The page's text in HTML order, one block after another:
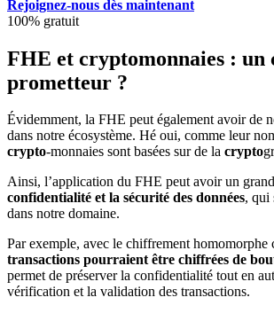
Rejoignez-nous dès maintenant
100% gratuit
FHE et cryptomonnaies : un
prometteur ?
Évidemment, la FHE peut également avoir de
dans notre écosystème. Hé oui, comme leur
crypto-monnaies sont basées sur de la crypto
Ainsi, l’application du FHE peut avoir un grand
confidentialité et la sécurité des données, qui
dans notre domaine.
Par exemple, avec le chiffrement homomorphe
transactions pourraient être chiffrées de
permet de préserver la confidentialité tout en
vérification et la validation des transactions.